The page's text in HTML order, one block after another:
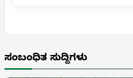
ಸಂಬಂಧಿತ ಸುದ್ದಿಗಳು